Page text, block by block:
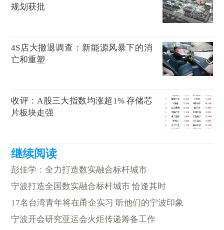
规划获批
4S店大撤退调查：新能源风暴下的消
亡和重塑
收评：A股三大指数均涨超1% 存储芯
片板块走强
彭佳学：全力打造数实融合标杆城市
宁波打造全国数实融合标杆城市 恰逢其时
17名台湾青年将在甬企实习 听他们的宁波印象
宁波开会研究亚运会火炬传递筹备工作